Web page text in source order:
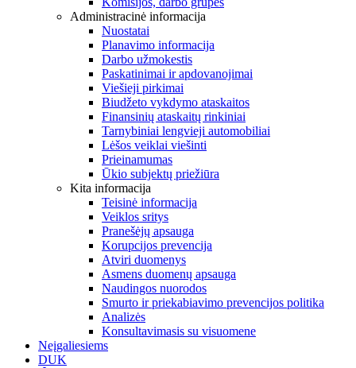
Administracinė informacija
Nuostatai
Planavimo informacija
Darbo užmokestis
Paskatinimai ir apdovanojimai
Viešieji pirkimai
Biudžeto vykdymo ataskaitos
Finansinių ataskaitų rinkiniai
Tarnybiniai lengvieji automobiliai
Lėšos veiklai viešinti
Prieinamumas
Ūkio subjektų priežiūra
Kita informacija
Teisinė informacija
Veiklos sritys
Pranešėjų apsauga
Korupcijos prevencija
Atviri duomenys
Asmens duomenų apsauga
Naudingos nuorodos
Smurto ir priekabiavimo prevencijos politika
Analizės
Konsultavimasis su visuomene
Neįgaliesiems
DUK